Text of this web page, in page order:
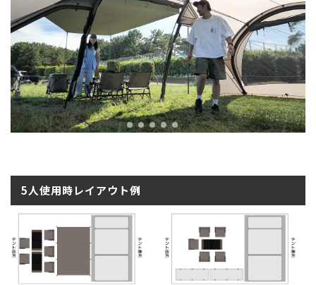
5人使用時レイアウト例